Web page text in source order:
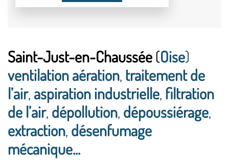
Saint-Just-en-Chaussée(Oise)
ventilation aération, traitement de
l’air, aspiration industrielle, filtration
de l’air, dépollution, dépoussiérage,
extraction, désenfumage
mécanique...